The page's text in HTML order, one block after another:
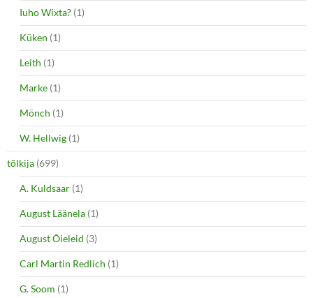
Iuho Wixta? (1)
Küken (1)
Leith (1)
Marke (1)
Mönch (1)
W. Hellwig (1)
tõlkija (699)
A. Kuldsaar (1)
August Läänela (1)
August Õieleid (3)
Carl Martin Redlich (1)
G. Soom (1)